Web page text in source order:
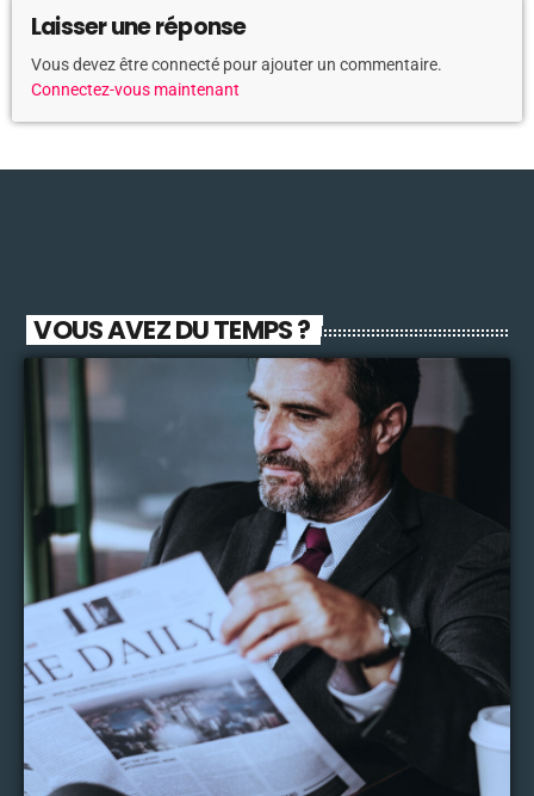
Laisser une réponse
Vous devez être connecté pour ajouter un commentaire.
Connectez-vous maintenant
VOUS AVEZ DU TEMPS ?